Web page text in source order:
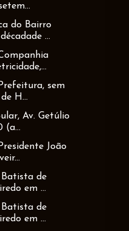
do Bairro
...
sem
H...
Av. Getúlio
(a...
João
Batista de
em ...
Batista de
em ...